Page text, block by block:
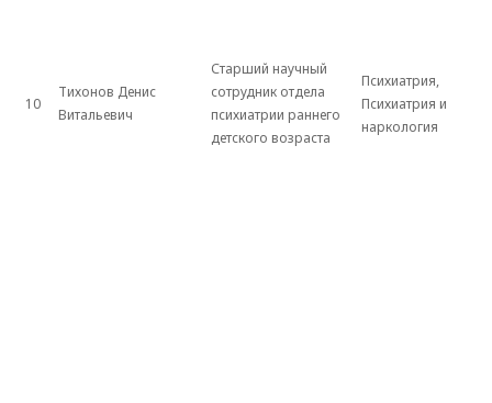
10
Тихонов Денис
Витальевич
Старший научный
сотрудник отдела
психиатрии раннего
детского возраста
Психиатрия,
Психиатрия и
наркология